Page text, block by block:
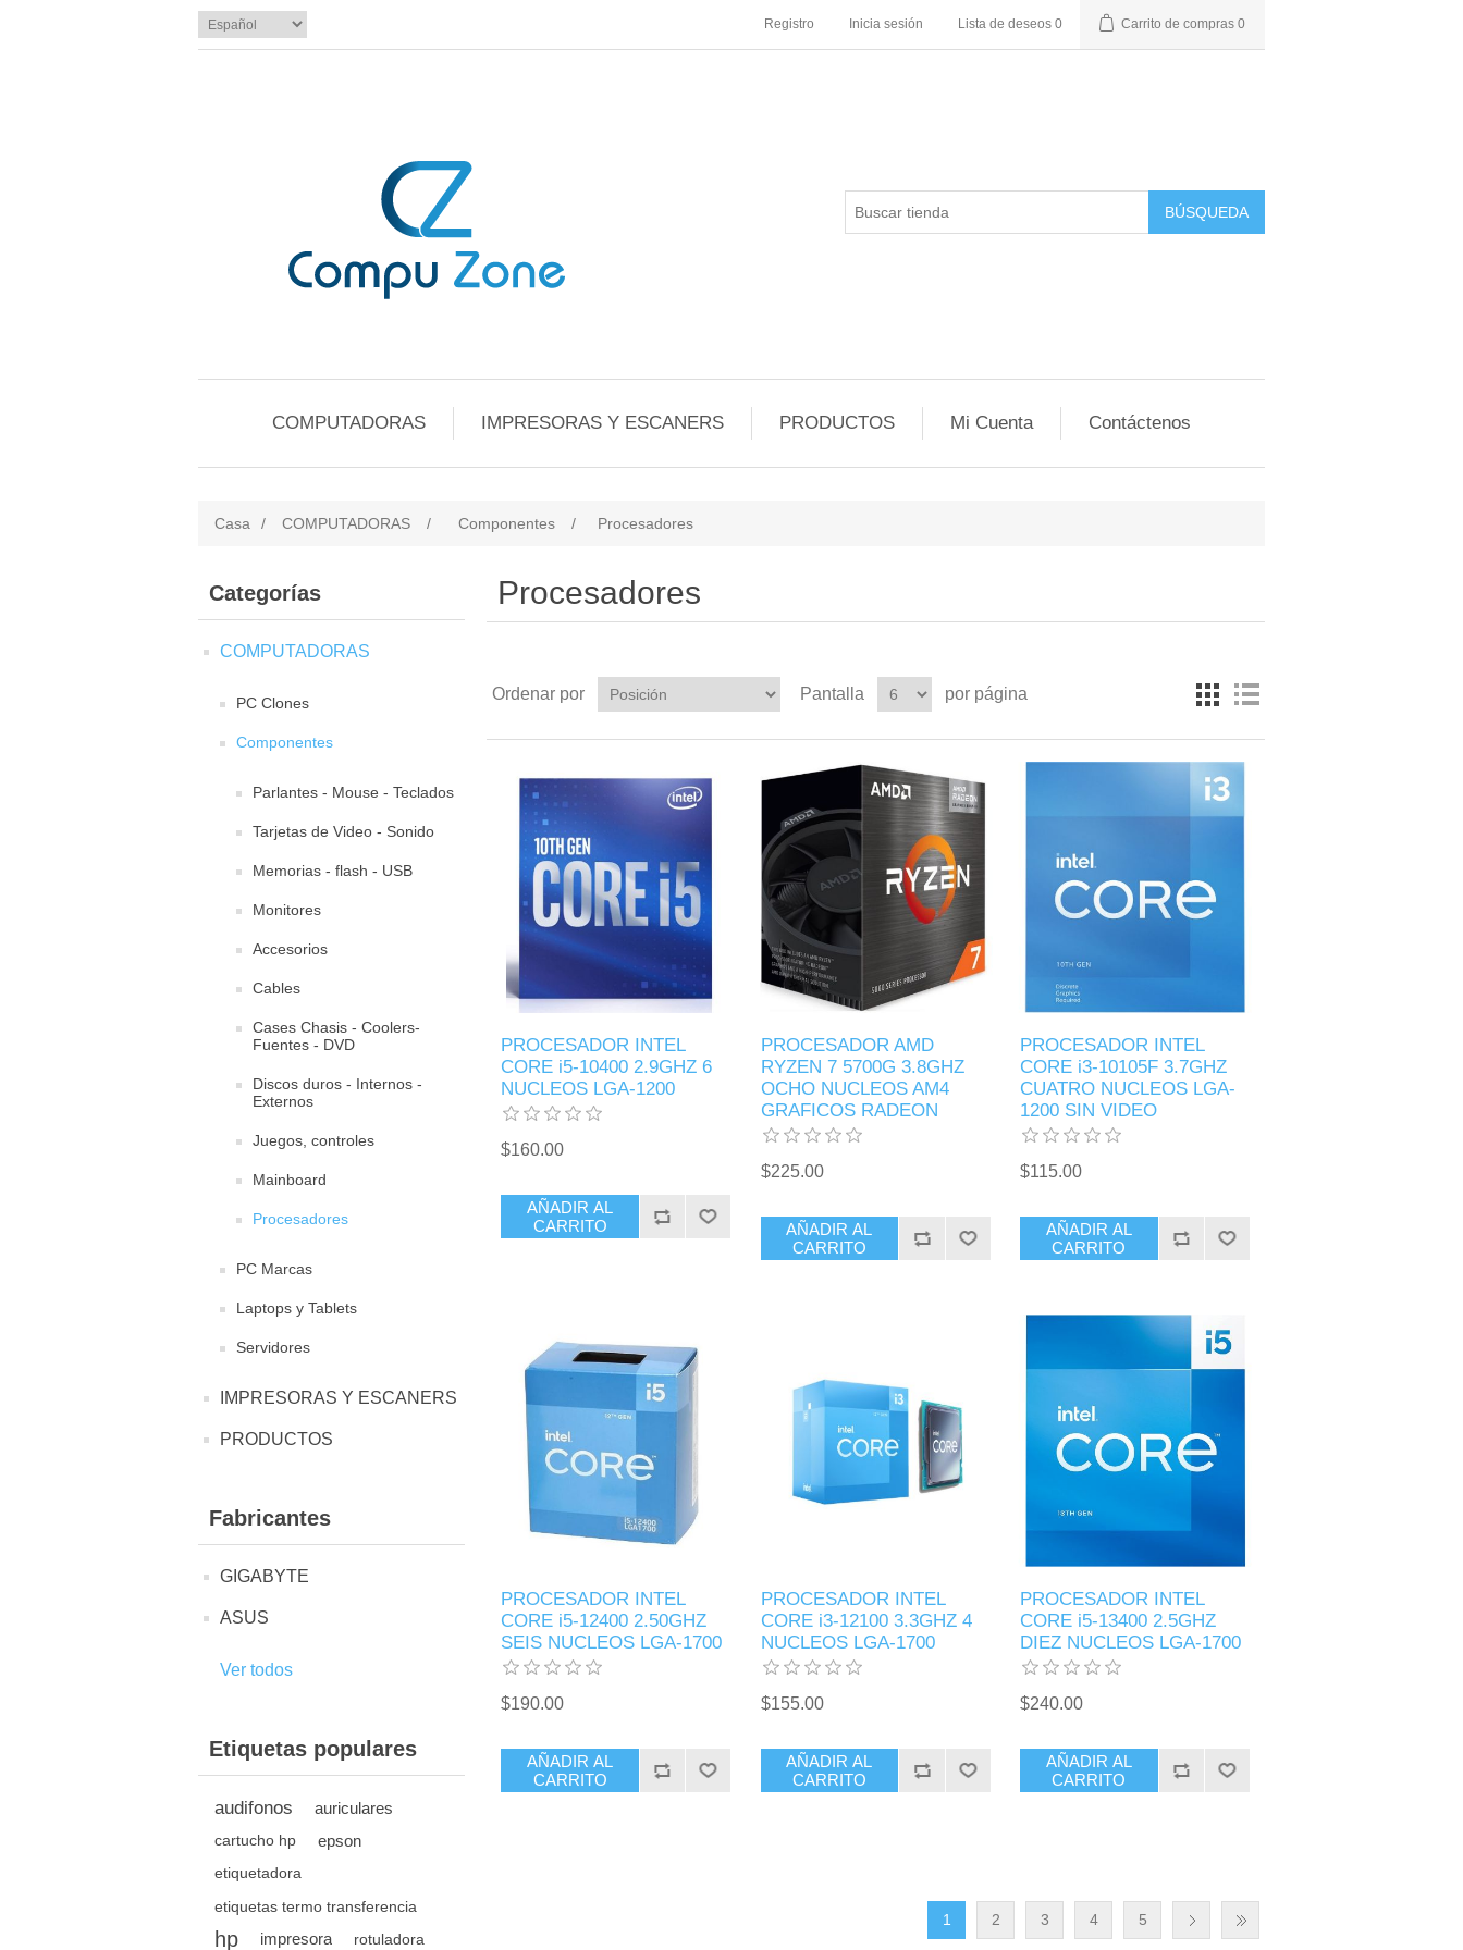
Registro Inicia sesión Lista de deseos 0 Carrito de compras 0
BÚSQUEDA
COMPUTADORAS IMPRESORAS Y ESCANERS PRODUCTOS Mi Cuenta Contáctenos
Casa / COMPUTADORAS / Componentes / Procesadores
Categorías
COMPUTADORAS
PC Clones
Componentes
Parlantes - Mouse - Teclados
Tarjetas de Video - Sonido
Memorias - flash - USB
Monitores
Accesorios
Cables
Cases Chasis - Coolers-
Fuentes - DVD
Discos duros - Internos -
Externos
Juegos, controles
Mainboard
Procesadores
PC Marcas
Laptops y Tablets
Servidores
IMPRESORAS Y ESCANERS
PRODUCTOS
Fabricantes
GIGABYTE
ASUS
Ver todos
Etiquetas populares
audifonos auriculares
cartucho hp epson
etiquetadora
etiquetas termo transferencia
hp impresora rotuladora
Procesadores
Ordenar por Pantalla por página
PROCESADOR INTEL
CORE i5-10400 2.9GHZ 6
NUCLEOS LGA-1200
$160.00
AÑADIR AL
CARRITO
PROCESADOR AMD
RYZEN 7 5700G 3.8GHZ
OCHO NUCLEOS AM4
GRAFICOS RADEON
$225.00
AÑADIR AL
CARRITO
PROCESADOR INTEL
CORE i3-10105F 3.7GHZ
CUATRO NUCLEOS LGA-
1200 SIN VIDEO
$115.00
AÑADIR AL
CARRITO
PROCESADOR INTEL
CORE i5-12400 2.50GHZ
SEIS NUCLEOS LGA-1700
$190.00
AÑADIR AL
CARRITO
PROCESADOR INTEL
CORE i3-12100 3.3GHZ 4
NUCLEOS LGA-1700
$155.00
AÑADIR AL
CARRITO
PROCESADOR INTEL
CORE i5-13400 2.5GHZ
DIEZ NUCLEOS LGA-1700
$240.00
AÑADIR AL
CARRITO
1 2 3 4 5